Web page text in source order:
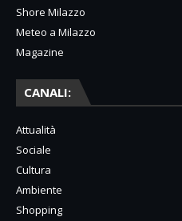
Shore Milazzo
Meteo a Milazzo
Magazine
CANALI:
Attualità
Sociale
Cultura
Ambiente
Shopping